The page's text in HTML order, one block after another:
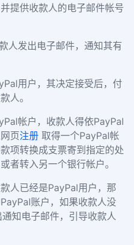
提供收款人的电子邮件帐号
人发出电子邮件，通知其有
用户，其决定接受后，付
人。
帐户，收款人得依PayPal
页注册 取得一个PayPal帐
项转换成支票寄到指定的处
者转入另一个银行帐户。
人已经是PayPal用户，那
账户，如果收款人没
知电子邮件，引导收款人